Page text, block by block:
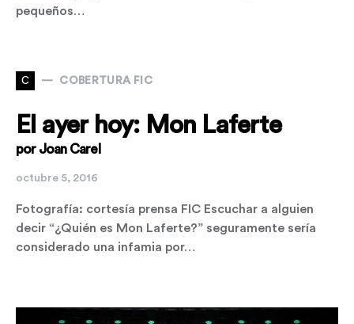
pequeños…
C COBERTURA FIC
El ayer hoy: Mon Laferte
por Joan Carel
octubre 5, 2016
Fotografía: cortesía prensa FIC Escuchar a alguien
decir “¿Quién es Mon Laferte?” seguramente sería
considerado una infamia por…